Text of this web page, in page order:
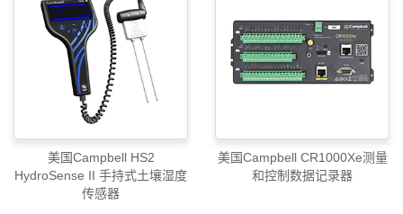
美国Campbell HS2
HydroSense II 手持式土壤湿度
传感器
美国Campbell CR1000Xe测量
和控制数据记录器